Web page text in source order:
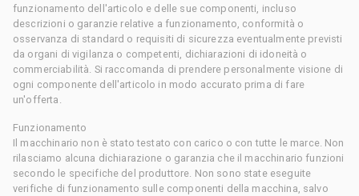
funzionamento dell'articolo e delle sue componenti, incluso
descrizioni o garanzie relative a funzionamento, conformità o
osservanza di standard o requisiti di sicurezza eventualmente previsti
da organi di vigilanza o competenti, dichiarazioni di idoneità o
commerciabilità. Si raccomanda di prendere personalmente visione di
ogni componente dell'articolo in modo accurato prima di fare
un'offerta.
Funzionamento
Il macchinario non è stato testato con carico o con tutte le marce. Non
rilasciamo alcuna dichiarazione o garanzia che il macchinario funzioni
secondo le specifiche del produttore. Non sono state eseguite
verifiche di funzionamento sulle componenti della macchina, salvo